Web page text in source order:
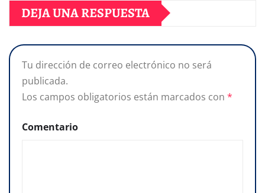
DEJA UNA RESPUESTA
Tu dirección de correo electrónico no será
publicada.
Los campos obligatorios están marcados con *
Comentario